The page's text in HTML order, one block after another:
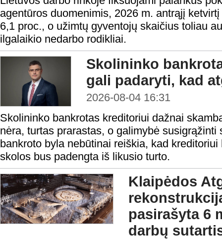
agentūros duomenimis, 2026 m. antrąjį
6,1 proc., o užimtų gyventojų skaičius toliau
ilgalaikio nedarbo rodikliai.
Skolininko
gali padaryti, kad
2026-08-04 16:31
Skolininko bankrotas kreditoriui dažnai
nėra, turtas prarastas, o galimybė susigrąžinti
bankroto byla nebūtinai reiškia, kad
skolos bus padengta iš likusio turto.
Klaipėdos
pasirašyta 6
darbų